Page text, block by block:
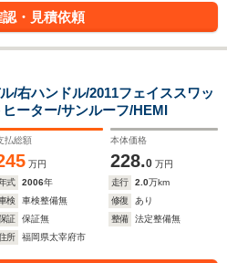
・見積依頼
右ハンドル/2011フェイススワッ
ーター/サンルーフ/HEMI
払総額
万円
本体価格
228.0 万円
式
2006年 走行 2.0万km
検
車検整備無 修復
あり
証
保証無 整備
法定整備無
所
福岡県太宰府市